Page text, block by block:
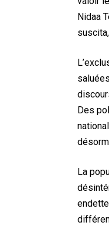
Nidaa
Des
La